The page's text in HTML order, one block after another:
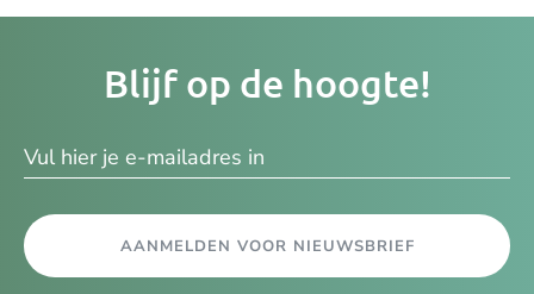
Blijf op de hoogte!
AANMELDEN VOOR NIEUWSBRIEF